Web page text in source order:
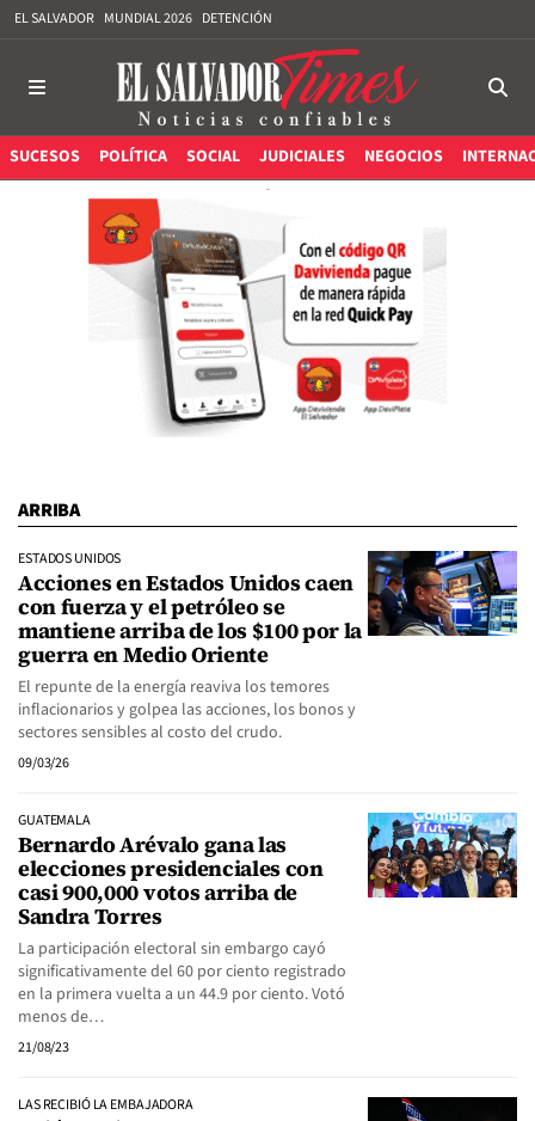
EL SALVADOR MUNDIAL 2026 DETENCIÓN
SUCESOS POLÍTICA SOCIAL JUDICIALES NEGOCIOS
ARRIBA
ESTADOS UNIDOS
Acciones en Estados Unidos caen
con fuerza y el petróleo se
mantiene arriba de los $100 por la
guerra en Medio Oriente
El repunte de la energía reaviva los temores
inflacionarios y golpea las acciones, los bonos y
sectores sensibles al costo del crudo.
09/03/26
GUATEMALA
Bernardo Arévalo gana las
elecciones presidenciales con
casi 900,000 votos arriba de
Sandra Torres
La participación electoral sin embargo cayó
significativamente del 60 por ciento registrado
en la primera vuelta a un 44.9 por ciento. Votó
menos de…
21/08/23
LAS RECIBIÓ LA EMBAJADORA